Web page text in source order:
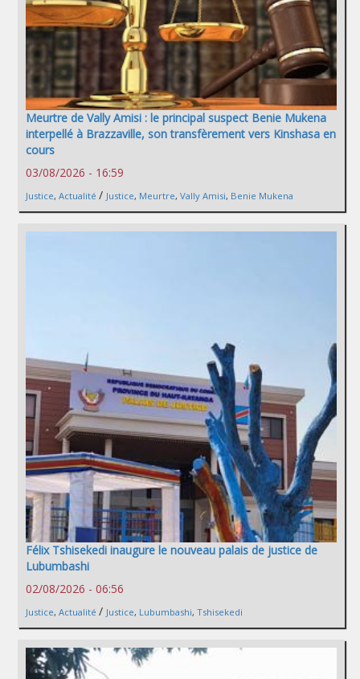
Meurtre de Vally Amisi : le principal suspect Benie Mukena
interpellé à Brazzaville, son transfèrement vers Kinshasa en
cours
03/08/2026 - 16:59
Justice, Actualité / Justice, Meurtre, Vally Amisi, Benie Mukena
Félix Tshisekedi inaugure le nouveau palais de justice de
Lubumbashi
02/08/2026 - 06:56
Justice, Actualité / Justice, Lubumbashi, Tshisekedi